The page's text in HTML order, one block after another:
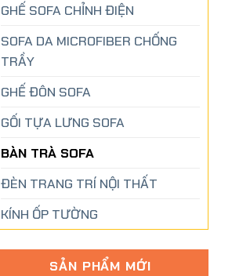
GHẾ SOFA CHỈNH ĐIỆN
SOFA DA MICROFIBER CHỐNG
TRẦY
GHẾ ĐÔN SOFA
GỐI TỰA LƯNG SOFA
BÀN TRÀ SOFA
ĐÈN TRANG TRÍ NỘI THẤT
KÍNH ỐP TƯỜNG
SẢN PHẨM MỚI